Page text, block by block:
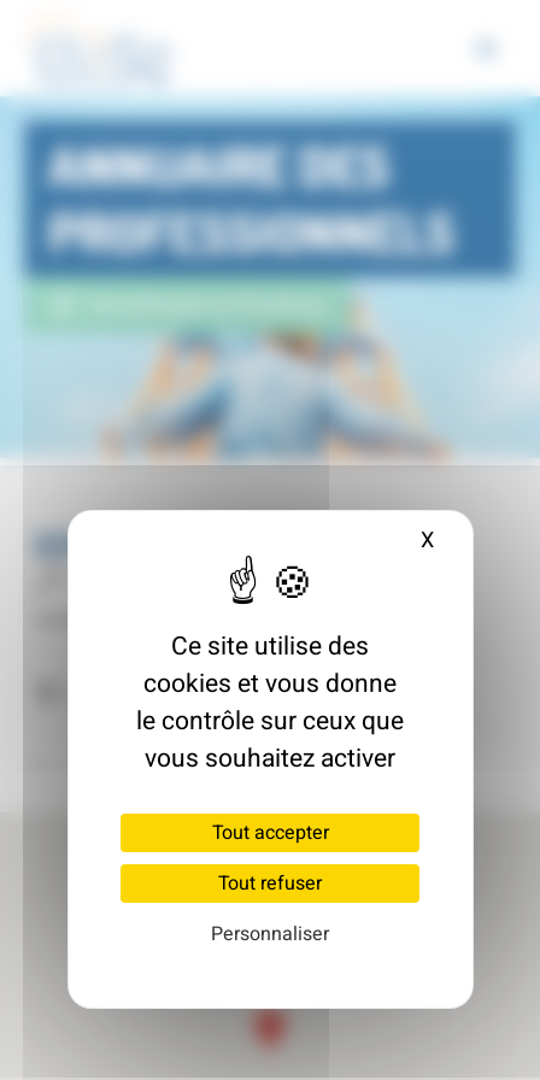
ANNUAIRE DES
PROFESSIONNELS
EST RAVALEMENT
Entreprise de travaux
67350 Niedermodern
Retour à l'annuaire
Ce site utilise des
cookies et vous donne
le contrôle sur ceux que
vous souhaitez activer
Tout accepter
Tout refuser
Personnaliser
XMasquer